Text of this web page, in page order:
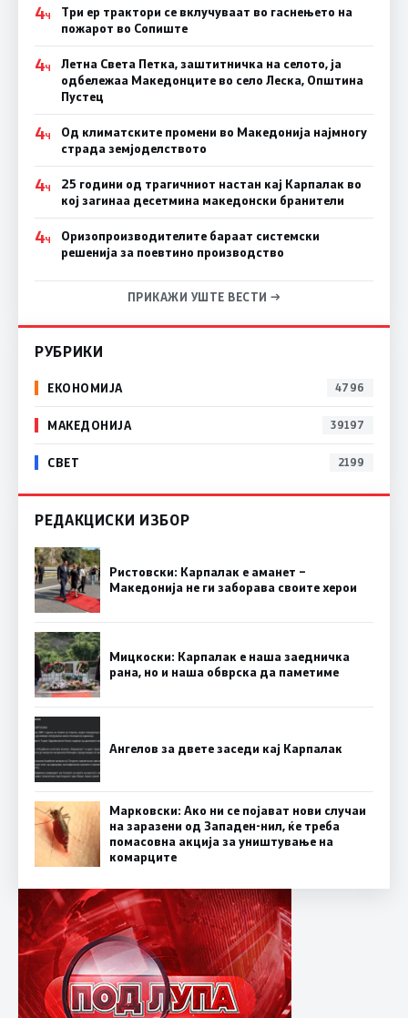
4Ч
Три ер трактори се вклучуваат во гаснењето на
пожарот во Сопиште
4Ч
Летна Света Петка, заштитничка на селото, ја
одбележаа Македонците во село Леска, Општина
Пустец
4Ч
Од климатските промени во Македонија најмногу
страда земјоделството
4Ч
25 години од трагичниот настан кај Карпалак во
кој загинаа десетмина македонски бранители
4Ч
Оризопроизводителите бараат системски
решенија за поевтино производство
ПРИКАЖИ УШТЕ ВЕСТИ →
РУБРИКИ
ЕКОНОМИЈА 4796
МАКЕДОНИЈА 39197
СВЕТ 2199
РЕДАКЦИСКИ ИЗБОР
Ристовски: Карпалак е аманет –
Македонија не ги заборава своите херои
Мицкоски: Карпалак е наша заедничка
рана, но и наша обврска да паметиме
Ангелов за двете заседи кај Карпалак
Марковски: Ако ни се појават нови случаи
на заразени од Западен-нил, ќе треба
помасовна акција за уништување на
комарците